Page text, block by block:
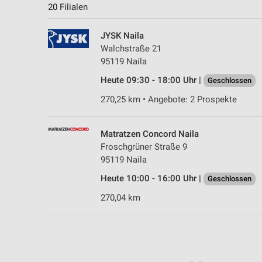
20 Filialen
JYSK Naila
Walchstraße 21
95119 Naila
Heute 09:30 - 18:00 Uhr |
Geschlossen
270,25 km • Angebote: 2 Prospekte
Matratzen Concord Naila
Froschgrüner Straße 9
95119 Naila
Heute 10:00 - 16:00 Uhr |
Geschlossen
270,04 km